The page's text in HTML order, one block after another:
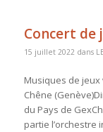
Concert de
15 juillet 2022 dans
Musiques de
Chêne
du Pays de
partie l’orchestre